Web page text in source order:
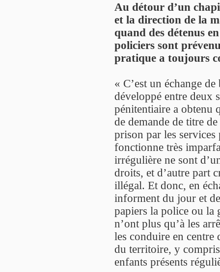
Au détour d’un
et la direction de la
quand des détenus
policiers sont
pratique a toujours
« C’est un échange
développé entre deux
pénitentiaire a obtenu
de demande de titre
prison par les
fonctionne très
irrégulière ne sont
droits, et d’autre part
illégal. Et donc, en
informent du jour et
papiers la police ou la
n’ont plus qu’à les
les conduire en centre
du territoire, y
enfants présents